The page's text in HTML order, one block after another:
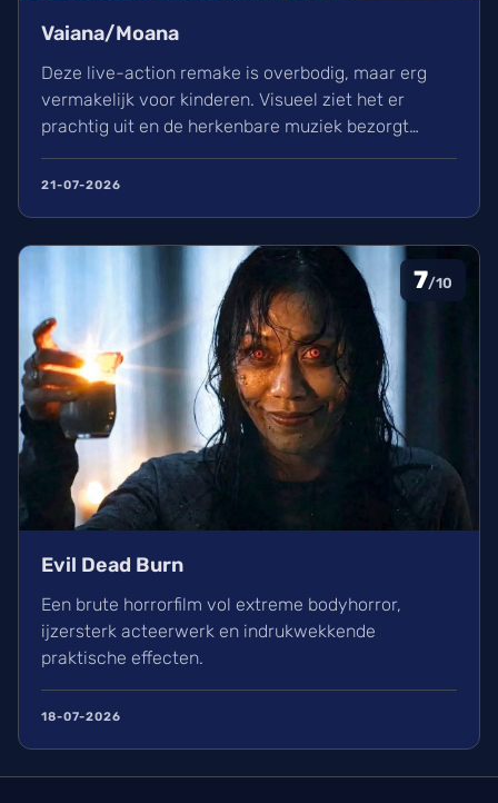
Vaiana/Moana
Deze live-action remake is overbodig, maar erg
vermakelijk voor kinderen. Visueel ziet het er
prachtig uit en de herkenbare muziek bezorgt
kippenvel. Hoewel de lore complex is, zorgt het
avontuur voor een heerlijke ervaring in de
21-07-2026
7/10
Evil Dead Burn
Een brute horrorfilm vol extreme bodyhorror,
ijzersterk acteerwerk en indrukwekkende
praktische effecten.
18-07-2026